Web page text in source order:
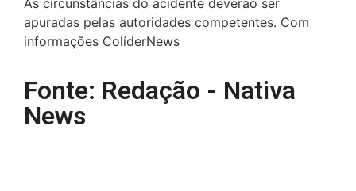
apuradas pelas autoridades competentes. Com
informações ColíderNews
Fonte: Redação - Nativa
News